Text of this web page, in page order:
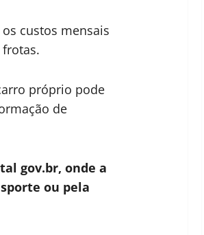
custos mensais
próprio pode
de
gov.br, onde a
ou pela